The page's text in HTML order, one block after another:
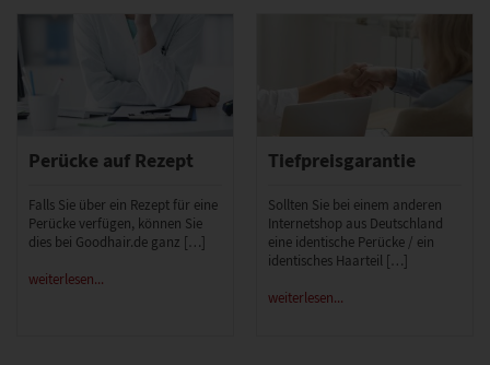
Perücke auf Rezept
Falls Sie über ein Rezept für eine
Perücke verfügen, können Sie
dies bei Goodhair.de ganz […]
weiterlesen...
Tiefpreisgarantie
Sollten Sie bei einem anderen
Internetshop aus Deutschland
eine identische Perücke / ein
identisches Haarteil […]
weiterlesen...